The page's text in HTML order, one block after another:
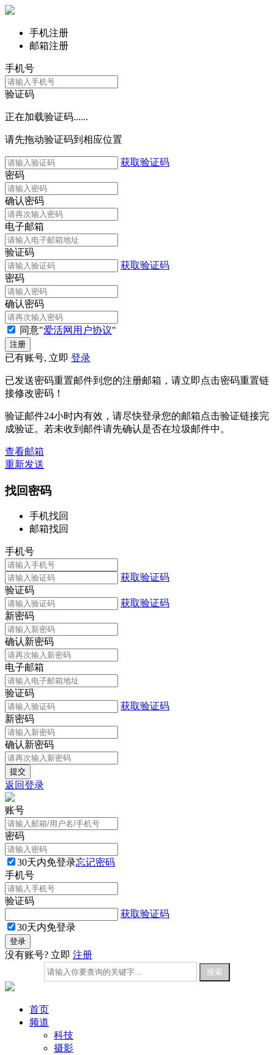
手机注册
邮箱注册
手机号
验证码
正在加载验证码......
请先拖动验证码到相应位置
获取验证码
密码
确认密码
电子邮箱
验证码
获取验证码
密码
确认密码
同意"爱活网用户协议"
已有账号, 立即 登录
已发送密码重置邮件到您的注册邮箱，请立即点击密码重置链
接修改密码！
验证邮件24小时内有效，请尽快登录您的邮箱点击验证链接完
成验证。若未收到邮件请先确认是否在垃圾邮件中。
查看邮箱
重新发送
找回密码
手机找回
邮箱找回
手机号
获取验证码
验证码
获取验证码
新密码
确认新密码
电子邮箱
验证码
获取验证码
新密码
确认新密码
返回登录
账号
密码
30天内免登录忘记密码
手机号
验证码
获取验证码
30天内免登录
没有账号? 立即 注册
首页
频道
科技
摄影